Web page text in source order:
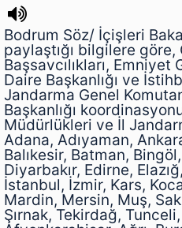
Bodrum Söz/ İçişleri
paylaştığı bilgilere
Başsavcılıkları,
Daire Başkanlığı ve
Jandarma Genel
Başkanlığı
Müdürlükleri ve İl
Adana, Adıyaman,
Balıkesir, Batman,
Diyarbakır, Edirne,
İstanbul, İzmir, Kars,
Mardin, Mersin, Muş,
Şırnak, Tekirdağ,